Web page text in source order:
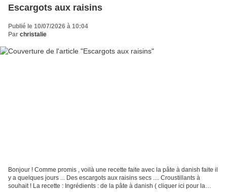
Escargots aux raisins
Publié le 10/07/2026 à 10:04
Par christalie
Bonjour ! Comme promis , voilà une recette faite avec la pâte à danish faite il
y a quelques jours ... Des escargots aux raisins secs .... Croustillants à
souhait ! La recette : Ingrédients : de la pâte à danish ( cliquer ici pour la